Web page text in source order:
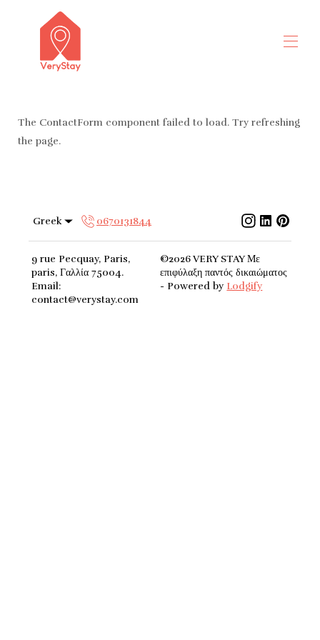
Όλα τα ακίνητα ▾
The ContactForm component failed to load. Try refreshing
the page.
Greek 0670131844
9 rue Pecquay, Paris,
paris, Γαλλία 75004.
Email:
contact@verystay.com
©2026VERY STAY Με
επιφύλαξη παντός δικαιώματος
- Powered by Lodgify